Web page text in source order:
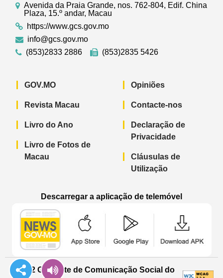
Avenida da Praia Grande, nos. 762-804, Edif. China
Plaza, 15.º andar, Macau
https://www.gcs.gov.mo
info@gcs.gov.mo
(853)2833 2886
(853)2835 5426
GOV.MO
Revista Macau
Livro do Ano
Livro de Fotos de
Macau
Opiniões
Contacte-nos
Declaração de
Privacidade
Cláusulas de
Utilização
Descarregar a aplicação de telemóvel
© 2022 Gabinete de Comunicação Social do